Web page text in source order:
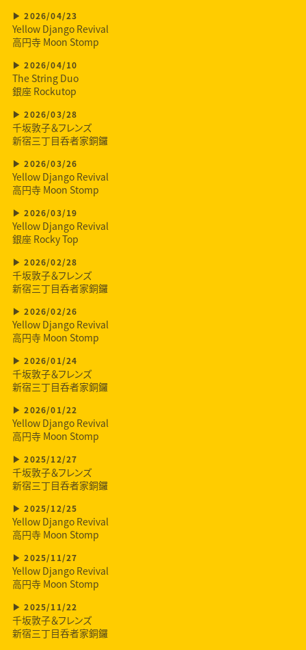
2026/04/23
Yellow Django Revival
高円寺 Moon Stomp
2026/04/10
The String Duo
銀座 Rockutop
2026/03/28
千坂敦子＆フレンズ
新宿三丁目呑者家銅鑼
2026/03/26
Yellow Django Revival
高円寺 Moon Stomp
2026/03/19
Yellow Django Revival
銀座 Rocky Top
2026/02/28
千坂敦子＆フレンズ
新宿三丁目呑者家銅鑼
2026/02/26
Yellow Django Revival
高円寺 Moon Stomp
2026/01/24
千坂敦子＆フレンズ
新宿三丁目呑者家銅鑼
2026/01/22
Yellow Django Revival
高円寺 Moon Stomp
2025/12/27
千坂敦子＆フレンズ
新宿三丁目呑者家銅鑼
2025/12/25
Yellow Django Revival
高円寺 Moon Stomp
2025/11/27
Yellow Django Revival
高円寺 Moon Stomp
2025/11/22
千坂敦子＆フレンズ
新宿三丁目呑者家銅鑼